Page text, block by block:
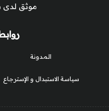
المدونة
سياسة الاستبدال و الإسترجاع
موثق لدى